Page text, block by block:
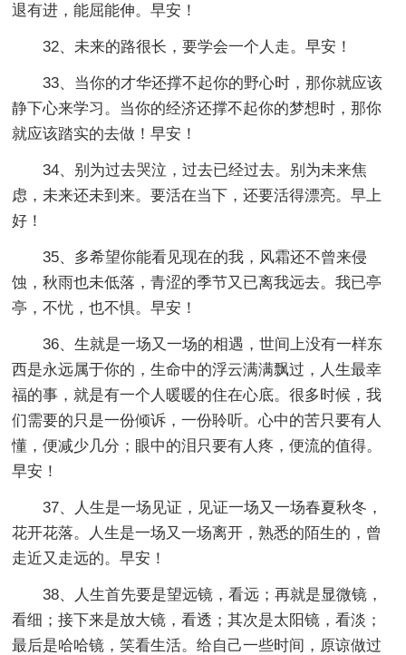
退有进，能屈能伸。早安！
32、未来的路很长，要学会一个人走。早安！
33、当你的才华还撑不起你的野心时，那你就应该
静下心来学习。当你的经济还撑不起你的梦想时，那你
就应该踏实的去做！早安！
34、别为过去哭泣，过去已经过去。别为未来焦
虑，未来还未到来。要活在当下，还要活得漂亮。早上
好！
35、多希望你能看见现在的我，风霜还不曾来侵
蚀，秋雨也未低落，青涩的季节又已离我远去。我已亭
亭，不忧，也不惧。早安！
36、生就是一场又一场的相遇，世间上没有一样东
西是永远属于你的，生命中的浮云满满飘过，人生最幸
福的事，就是有一个人暖暖的住在心底。很多时候，我
们需要的只是一份倾诉，一份聆听。心中的苦只要有人
懂，便减少几分；眼中的泪只要有人疼，便流的值得。
早安！
37、人生是一场见证，见证一场又一场春夏秋冬，
花开花落。人生是一场又一场离开，熟悉的陌生的，曾
走近又走远的。早安！
38、人生首先要是望远镜，看远；再就是显微镜，
看细；接下来是放大镜，看透；其次是太阳镜，看淡；
最后是哈哈镜，笑看生活。给自己一些时间，原谅做过